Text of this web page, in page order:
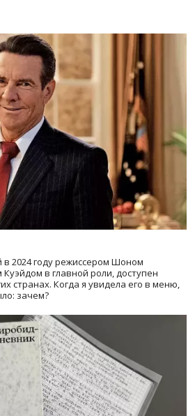
2024 годурежиссером Шоном
в главной роли, доступен
странах. Когда я увидела его в меню,
зачем?